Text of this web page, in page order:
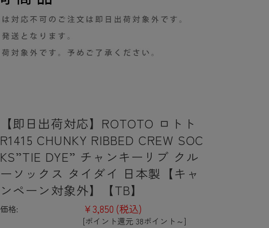
【即日出荷対応】ROTOTO ロトト
R1415 CHUNKY RIBBED CREW SOC
KS”TIE DYE” チャンキーリブ クル
ーソックス タイダイ 日本製【キャ
ンペーン対象外】【TB】
価格: ¥3,850 (税込)
[ポイント還元 38ポイント～]